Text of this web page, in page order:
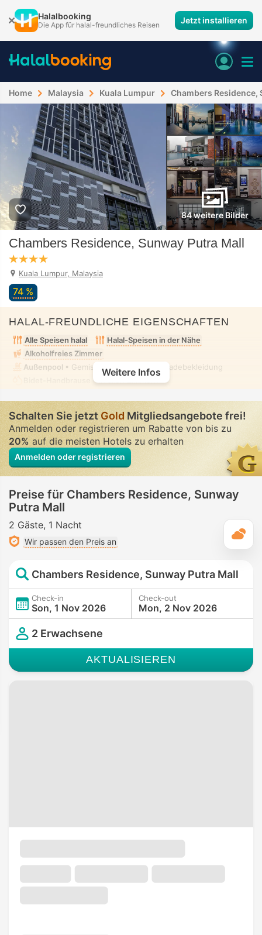
Halalbooking
Die App für halal-freundliches Reisen Jetzt installieren
Home Malaysia Kuala Lumpur Chambers Residence,
84 weitere Bilder
Chambers Residence, Sunway Putra Mall
Kuala Lumpur, Malaysia
74 %
HALAL-FREUNDLICHE EIGENSCHAFTEN
Alle Speisen halal
Halal-Speisen in der Nähe
Alkoholfreies Zimmer
Außenpool • Gemischt • Bescheidene Badebekleidung
• In allen Zimmern
Weitere Infos
Schalten Sie jetztGold Mitgliedsangebote frei!
Anmelden oder registrieren um Rabatte von bis zu
20%auf die meisten Hotels zu erhalten
Anmelden oder registrieren
Preise für Chambers Residence, Sunway
Putra Mall
2 Gäste 1 Nacht
Wir passen den Preis an
Chambers Residence, Sunway Putra Mall
Check-in
Son, 1 Nov 2026
Check-out
Mon, 2 Nov 2026
2 Erwachsene
AKTUALISIEREN